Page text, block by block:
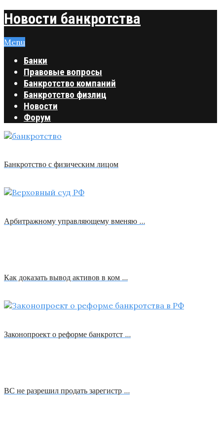
Новости банкротства
Menu
Банки
Правовые вопросы
Банкротство компаний
Банкротство физлиц
Новости
Форум
Банкротство с физическим лицом
Арбитражному управляющему вменяю …
Как доказать вывод активов в ком …
Законопроект о реформе банкротст …
ВС не разрешил продать зарегистр …